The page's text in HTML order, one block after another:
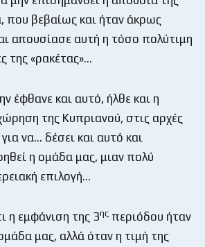
που βεβαίως και ήταν άκρως
απουσίασε αυτή η τόσο πολύτιμη
της «ρακέτας»…
έφθανε και αυτό, ήλθε και η
της Κυπριανού, στις αρχές
να… δέσει και αυτό και
η ομάδα μας, μιαν πολύ
επιλογή…
η εμφάνιση της 3ης περιόδου ήταν
μας, αλλά όταν η τιμή της